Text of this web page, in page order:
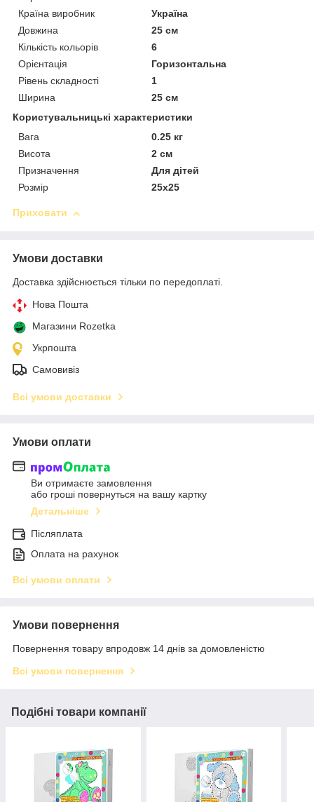
Країна виробник
Україна
Довжина
25 см
Кількість кольорів
6
Орієнтація
Горизонтальна
Рівень складності
1
Ширина
25 см
Користувальницькі характеристики
Вага
0.25 кг
Висота
2 см
Призначення
Для дітей
Розмір
25х25
Приховати
Умови доставки
Доставка здійснюється тільки по передоплаті.
Нова Пошта
Магазини Rozetka
Укрпошта
Самовивіз
Всі умови доставки
Умови оплати
Ви отримаєте замовлення
або гроші повернуться на вашу картку
Детальніше
Післяплата
Оплата на рахунок
Всі умови оплати
Умови повернення
Повернення товару впродовж 14 днів за домовленістю
Всі умови повернення
Подібні товари компанії